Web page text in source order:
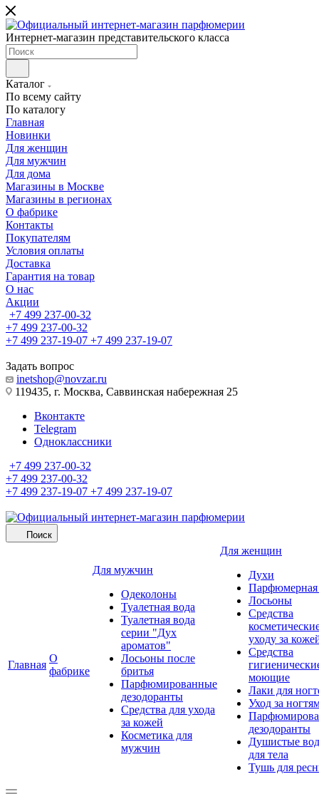
Интернет-магазин представительского класса
Каталог
По всему сайту
По каталогу
Главная
Новинки
Для женщин
Для мужчин
Для дома
Магазины в Москве
Магазины в регионах
О фабрике
Контакты
Покупателям
Условия оплаты
Доставка
Гарантия на товар
О нас
Акции
+7 499 237-00-32
+7 499 237-00-32
+7 499 237-19-07 +7 499 237-19-07
Задать вопрос
inetshop@novzar.ru
119435, г. Москва, Саввинская набережная 25
Вконтакте
Telegram
Одноклассники
+7 499 237-00-32
+7 499 237-00-32
+7 499 237-19-07 +7 499 237-19-07
Поиск
Главная
О
фабрике
Для мужчин
Одеколоны
Туалетная вода
Туалетная вода
серии "Дух
ароматов"
Лосьоны после
бритья
Парфюмированные
дезодоранты
Средства для ухода
за кожей
Косметика для
мужчин
Для женщин
Духи
Парфюмерная
Лосьоны
Средства
уходу за
Средства
моющие
Лаки для
Уход за
дезодоранты
Душистые
для тела
Тушь для